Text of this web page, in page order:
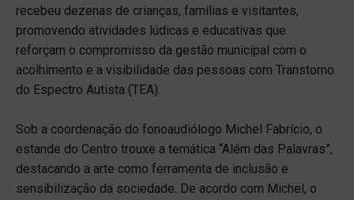
recebeu dezenas de crianças, famílias e visitantes,
promovendo atividades lúdicas e educativas que
reforçam o compromisso da gestão municipal com o
acolhimento e a visibilidade das pessoas com Transtorno
do Espectro Autista (TEA).
Sob a coordenação do fonoaudiólogo Michel Fabrício, o
estande do Centro trouxe a temática “Além das Palavras”,
destacando a arte como ferramenta de inclusão e
sensibilização da sociedade. De acordo com Michel, o